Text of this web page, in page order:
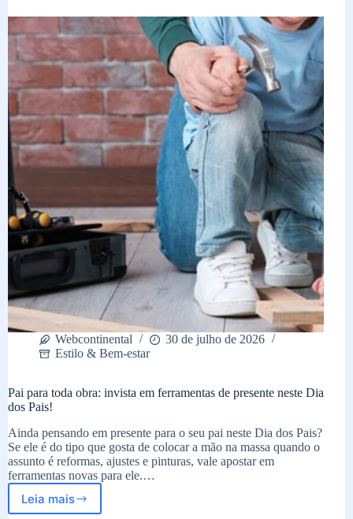
presentes
criativos
e
úteis
para
o
Dia
dos
Pais
Webcontinental
30 de julho de 2026
Estilo & Bem-estar
Pai para toda obra: invista em ferramentas de presente neste Dia
dos Pais!
Ainda pensando em presente para o seu pai neste Dia dos Pais?
Se ele é do tipo que gosta de colocar a mão na massa quando o
assunto é reformas, ajustes e pinturas, vale apostar em
ferramentas novas para ele.…
Leia mais
Pai